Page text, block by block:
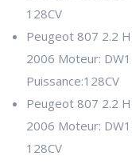
128CV
Peugeot 807 2.2
2006 Moteur:
Puissance:128CV
Peugeot 807 2.2
2006 Moteur:
128CV